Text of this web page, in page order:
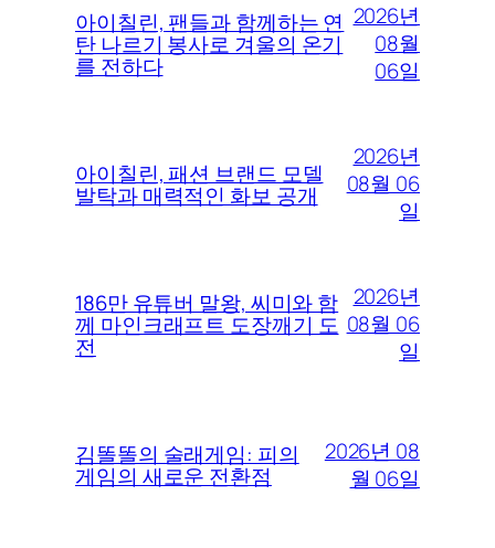
아이칠린, 팬들과 함께하는 연
탄 나르기 봉사로 겨울의 온기
를 전하다
2026년
08월
06일
아이칠린, 패션 브랜드 모델
발탁과 매력적인 화보 공개
2026년
08월 06
일
186만 유튜버 말왕, 씨미와 함
께 마인크래프트 도장깨기 도
전
2026년
08월 06
일
김똘똘의 술래게임: 피의
게임의 새로운 전환점
2026년 08
월 06일